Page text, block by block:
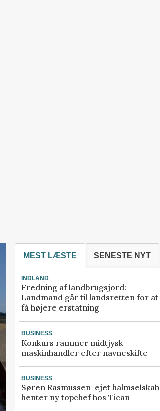
MEST LÆSTE SENESTE NYT
INDLAND
Fredning af landbrugsjord:
Landmand går til landsretten for at
få højere erstatning
BUSINESS
Konkurs rammer midtjysk
maskinhandler efter navneskifte
BUSINESS
Søren Rasmussen-ejet halmselskab
henter ny topchef hos Tican